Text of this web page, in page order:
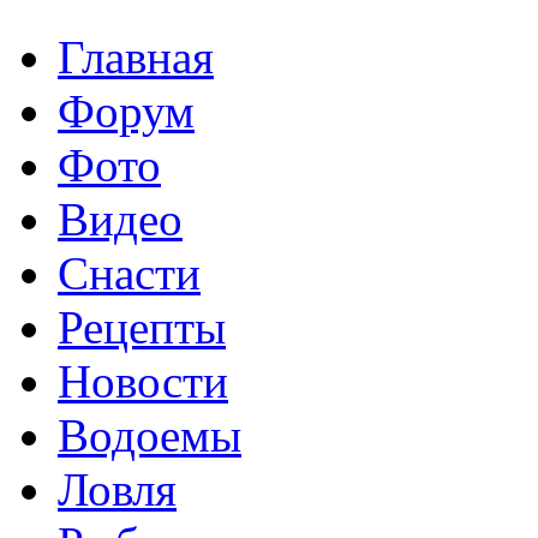
Главная
Форум
Фото
Видео
Снасти
Рецепты
Новости
Водоемы
Ловля